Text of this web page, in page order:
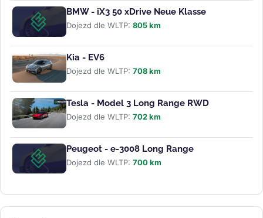
BMW - iX3 50 xDrive Neue Klasse
Dojezd dle WLTP: 805 km
Kia - EV6
Dojezd dle WLTP: 708 km
Tesla - Model 3 Long Range RWD
Dojezd dle WLTP: 702 km
Peugeot - e-3008 Long Range
Dojezd dle WLTP: 700 km